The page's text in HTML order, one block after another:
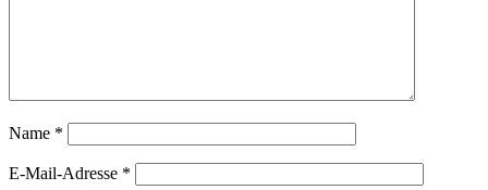
Name *
E-Mail-Adresse *